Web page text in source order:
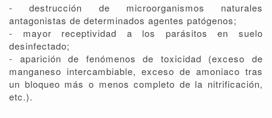
- destrucción de microorganismos naturales
antagonistas de determinados agentes patógenos;
- mayor receptividad a los parásitos en suelo
desinfectado;
- aparición de fenómenos de toxicidad (exceso de
manganeso intercambiable, exceso de amoniaco tras
un bloqueo más o menos completo de la nitrificación,
etc.).